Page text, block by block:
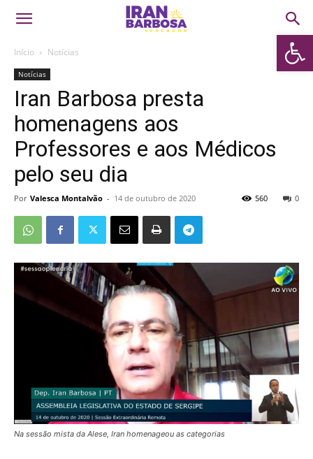
Abrir
Início Notícias
Notícias
Iran Barbosa presta
homenagens aos
Professores e aos Médicos
pelo seu dia
Por Valesca Montalvão - 14 de outubro de 2020 0
560
Na sessão mista da Alese, Iran homenageou as categorias